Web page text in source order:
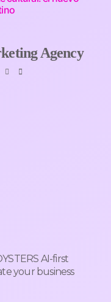
Agency
AI-first
your business